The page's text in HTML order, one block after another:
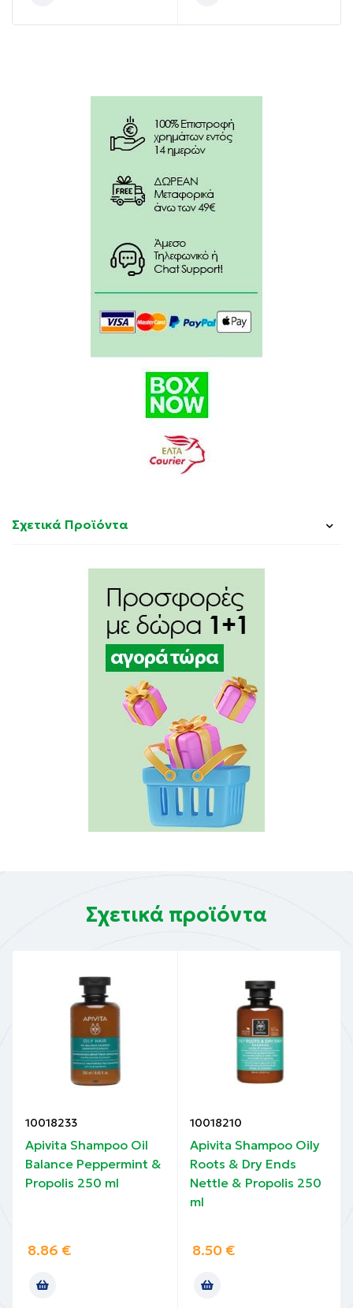
OLEATE, PHENOXYETHANOL, SODIUM CHLORIDE,
PEG-120 METHYL GLUCOSE DIOLEATE, BENZYL
SODIUM SULFATE, GLYCERIN, BENZOIC ACID,
PANTHENOL, POLYQUATERNIUM-7, OLIVE OIL PEG-7
OFFICINALIS LEAF EXTRACT, SODIUM BENZOATE,
CHAMOMILLA RECUTITA FLOWER EXTRACT,
POTASSIUM SORBATE, CITRUS LIMON PEEL OIL,
HEXAMETHYLINDANOPYRAN, HEXYL CINNAMAL,
LIMONENE, LINALOOL, LINALYL ACETATE, PINENE,
TETRAMETHYL ACETYLOCTAHYDRONAPHTHALENES
Σχετικά Προϊόντα
Σχετικά προϊόντα
10018233
Apivita Shampoo Oil
Balance Peppermint &
Propolis 250 ml
8.86 €
10018210
Apivita Shampoo Oily
Roots & Dry Ends
Nettle & Propolis 250
ml
8.50 €